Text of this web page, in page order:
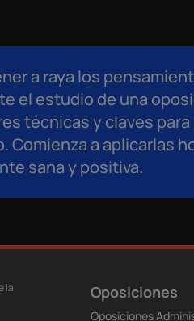
a raya los
el estudio de una
técnicas y claves
Comienza a aplicarlas
sana y positiva.
la
Oposiciones
Oposiciones